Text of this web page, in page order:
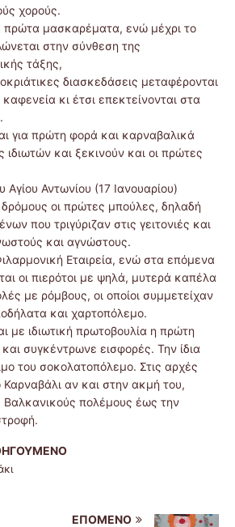
χορούς.
πρώτα μασκαρέματα, ενώ μέχρι το
στην σύνθεση της
τάξης,
διασκεδάσεις μεταφέρονται
κι έτσι επεκτείνονται στα
για πρώτη φορά και καρναβαλικά
και ξεκινούν και οι πρώτες
Αντωνίου (17 Ιανουαρίου)
οι πρώτες μπούλες, δηλαδή
που τριγύριζαν στις γειτονιές και
και αγνώστους.
Εταιρεία, ενώ στα επόμενα
οι πιερότοι με ψηλά, μυτερά καπέλα
με ρόμβους, οι οποίοι συμμετείχαν
και χαρτοπόλεμο.
με ιδιωτική πρωτοβουλία η πρώτη
συγκέντρωνε εισφορές. Την ίδια
του σοκολατοπόλεμο. Στις αρχές
αν και στην ακμή του,
Βαλκανικούς πολέμους έως την
ΕΠΌΜΕΝΟ